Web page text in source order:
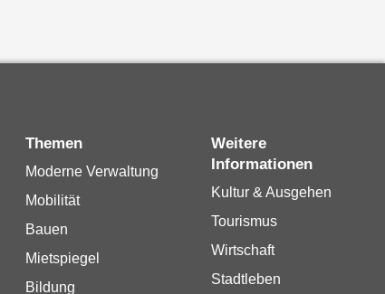
Themen
Moderne Verwaltung
Mobilität
Bauen
Mietspiegel
Bildung
Weitere
Informationen
Kultur & Ausgehen
Tourismus
Wirtschaft
Stadtleben